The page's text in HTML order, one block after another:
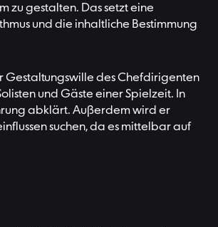
zu gestalten. Das setzt eine
und die inhaltliche Bestimmung
Gestaltungswille des Chefdirigenten
und Gäste einer Spielzeit. In
abklärt. Außerdem wird er
suchen, da es mittelbar auf